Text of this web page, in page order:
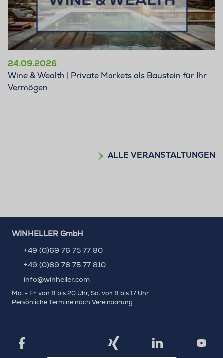
24.09.2026
Wine & Wealth | Private Markets als Baustein für Ihr
Vermögen
ALLE VERANSTALTUNGEN
WINHELLER GmbH
+49 (0)69 76 75 77 80
+49 (0)69 76 75 77 810
info@winheller.com
Mo. - Fr. von 8 bis 20 Uhr, Sa. von 8 bis 17 Uhr
Persönliche Termine nach Vereinbarung
Facebook Xing LinkedIn